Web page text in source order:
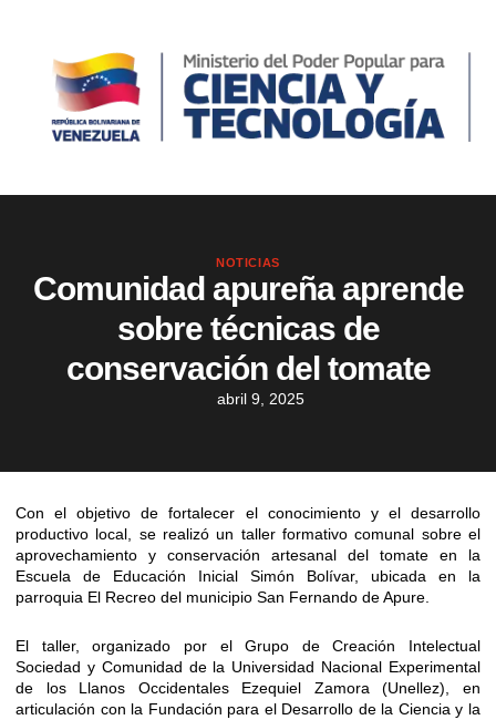
NOTICIAS
Comunidad apureña aprende
sobre técnicas de
conservación del tomate
abril 9, 2025
Con el objetivo de fortalecer el conocimiento y el desarrollo
productivo local, se realizó un taller formativo comunal sobre el
aprovechamiento y conservación artesanal del tomate en la
Escuela de Educación Inicial Simón Bolívar, ubicada en la
parroquia El Recreo del municipio San Fernando de Apure.
El taller, organizado por el Grupo de Creación Intelectual
Sociedad y Comunidad de la Universidad Nacional Experimental
de los Llanos Occidentales Ezequiel Zamora (Unellez), en
articulación con la Fundación para el Desarrollo de la Ciencia y la